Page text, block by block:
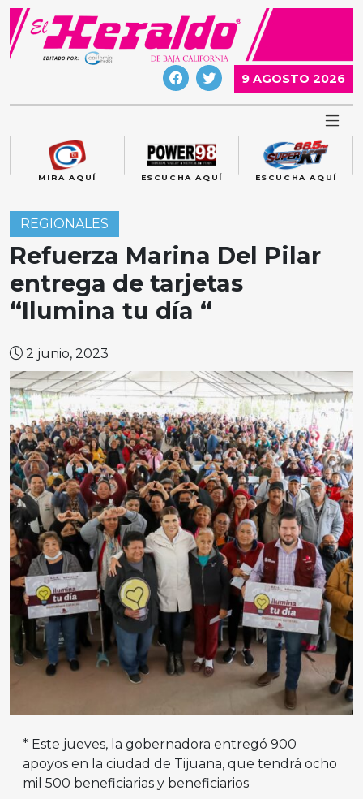
Skip
content
9 AGOSTO 2026
MIRA AQUÍ ESCUCHA AQUÍ ESCUCHA AQUÍ
REGIONALES
Refuerza Marina Del Pilar
entrega de tarjetas
“Ilumina tu día “
2 junio, 2023
* Este jueves, la gobernadora entregó 900
apoyos en la ciudad de Tijuana, que tendrá ocho
mil 500 beneficiarias y beneficiarios